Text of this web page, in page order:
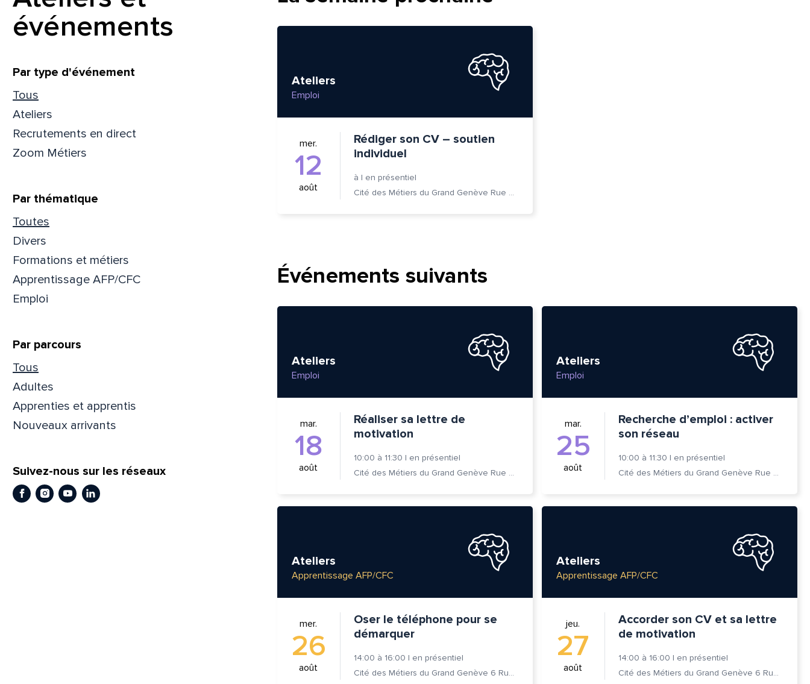
événements
Filtrer
Par type d'événement
Tous
Ateliers
Recrutements en direct
Zoom Métiers
Par thématique
Toutes
Divers
Formations et métiers
Apprentissage AFP/CFC
Emploi
Par parcours
Tous
Adultes
Apprenties et apprentis
Nouveaux arrivants
Suivez-nous sur les réseaux
Facebook
Instagram
YoutubeLinkedIn
Ateliers
Emploi
mer.
12
août
Rédiger son CV – soutien
individuel
à | en présentiel
Cité des Métiers du Grand Genève Rue Prévost-Martin 6 1205 Genève
Événements suivants
Ateliers
Emploi
mar.
18
août
Réaliser sa lettre de
motivation
10:00 à 11:30 | en présentiel
Cité des Métiers du Grand Genève Rue Prévost-Martin 6 1205 Genève
Ateliers
Emploi
mar.
25
août
Recherche d’emploi : activer
son réseau
10:00 à 11:30 | en présentiel
Cité des Métiers du Grand Genève Rue Prévost-Martin 6 1205 Genève
Ateliers
Apprentissage AFP/CFC
mer.
26
août
Oser le téléphone pour se
démarquer
14:00 à 16:00 | en présentiel
Cité des Métiers du Grand Genève 6 Rue Prévost-Martin 1205 Genève
Ateliers
Apprentissage AFP/CFC
jeu.
27
août
Accorder son CV et sa lettre
de motivation
14:00 à 16:00 | en présentiel
Cité des Métiers du Grand Genève 6 Rue Prévost-Martin 1205 Genève
Adresse e-mail*
page?